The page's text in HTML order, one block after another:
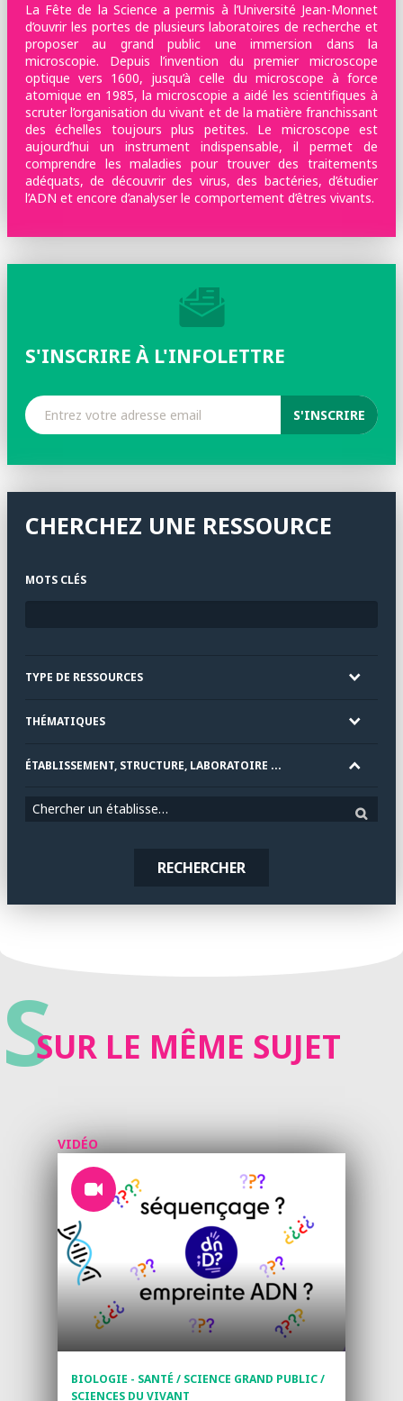
La Fête de la Science a permis à l’Université Jean-Monnet
d’ouvrir les portes de plusieurs laboratoires de recherche et
proposer au grand public une immersion dans la
microscopie. Depuis l’invention du premier microscope
optique vers 1600, jusqu’à celle du microscope à force
atomique en 1985, la microscopie a aidé les scientifiques à
scruter l’organisation du vivant et de la matière franchissant
des échelles toujours plus petites. Le microscope est
aujourd’hui un instrument indispensable, il permet de
comprendre les maladies pour trouver des traitements
adéquats, de découvrir des virus, des bactéries, d’étudier
l’ADN et encore d’analyser le comportement d’êtres vivants.
S'INSCRIRE À L'INFOLETTRE
CHERCHEZ UNE RESSOURCE
MOTS CLÉS
TYPE DE RESSOURCES
THÉMATIQUES
ÉTABLISSEMENT, STRUCTURE, LABORATOIRE ...
Chercher un établissement
RECHERCHER
SSUR LE MÊME SUJET
VIDÉO
BIOLOGIE - SANTÉ / SCIENCE GRAND PUBLIC /
SCIENCES DU VIVANT